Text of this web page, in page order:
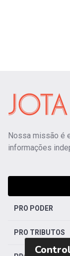
Nossa missão é
informações
PRO PODER
PRO TRIBUTOS